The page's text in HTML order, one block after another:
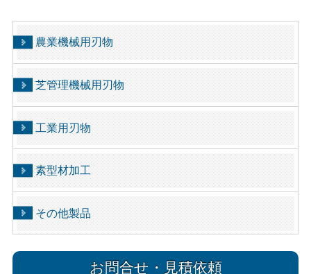
農業機械用刃物
芝管理機械用刃物
工業用刃物
素型材加工
その他製品
お問合せ・見積依頼